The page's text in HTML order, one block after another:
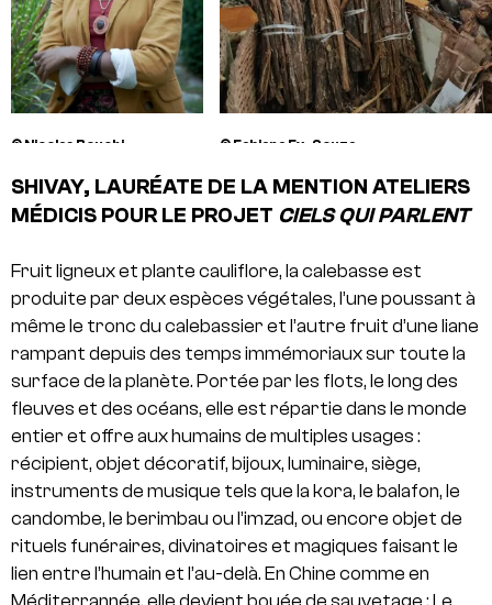
© Nicolas Bouchi-
© Fabiana Ex-Souza
SHIVAY, LAURÉATE DE LA MENTION ATELIERS
MÉDICIS POUR LE PROJET CIELS QUI PARLENT
Fruit ligneux et plante cauliflore, la calebasse est
produite par deux espèces végétales, l’une poussant à
même le tronc du calebassier et l’autre fruit d’une liane
rampant depuis des temps immémoriaux sur toute la
surface de la planète. Portée par les flots, le long des
fleuves et des océans, elle est répartie dans le monde
entier et offre aux humains de multiples usages :
récipient, objet décoratif, bijoux, luminaire, siège,
instruments de musique tels que la kora, le balafon, le
candombe, le berimbau ou l’imzad, ou encore objet de
rituels funéraires, divinatoires et magiques faisant le
lien entre l’humain et l’au-delà. En Chine comme en